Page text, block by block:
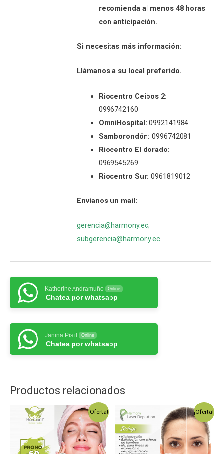
recomienda al menos 48 horas
con anticipación.
Si necesitas más información:
Llámanos a su local preferido.
Riocentro Ceibos 2:
0996742160
OmniHospital: 0992141984
Samborondón: 0996742081
Riocentro El dorado:
0969545269
Riocentro Sur: 0961819012
Envíanos un mail:
gerencia@harmony.ec;
subgerencia@harmony.ec
Katherine Andramuño Online
Chatea por whatsapp
Janina Pisfil Online
Chatea por whatsapp
Productos relacionados
¡Oferta! ¡Oferta!